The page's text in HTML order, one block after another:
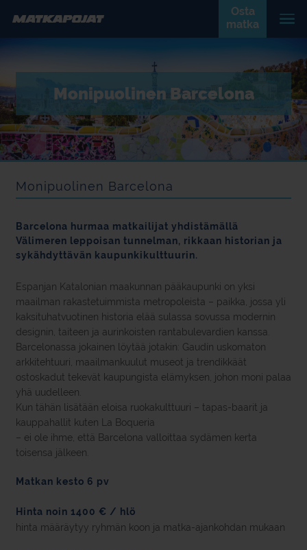
Osta
matka
Monipuolinen Barcelona
Monipuolinen Barcelona
Barcelona hurmaa matkailijat yhdistämällä
Välimeren leppoisan tunnelman, rikkaan historian ja
sykähdyttävän kaupunkikulttuurin.
Espanjan Katalonian maakunnan pääkaupunki on yksi
maailman rakastetuimmista metropoleista – paikka, jossa yli
kaksituhatvuotinen historia elää sulassa sovussa modernin
designin, taiteen ja aurinkoisten rantabulevardien kanssa.
Barcelonassa jokainen löytää jotakin: Gaudín uskomaton
arkkitehtuuri, maailmankuulut museot ja trendikkäät
ostoskadut tekevät kaupungista elämyksen, johon moni palaa
yhä uudelleen.
Kun tähän lisätään eloisa ruokakulttuuri – tapas-baarit ja
kauppahallit kuten La Boqueria
– ei ole ihme, että Barcelona valloittaa sydämen kerta
toisensa jälkeen.
Matkan kesto 6 pv
Hinta noin 1400 € / hlö
hinta määräytyy ryhmän koon ja matka-ajankohdan mukaan